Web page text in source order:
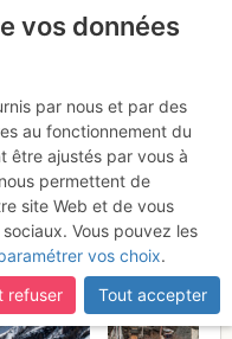
Versant
Dimanche 9
vos données
par nous et par des
au fonctionnement du
être ajustés par vous à
permettent de
site Web et de vous
Vous pouvez les
vos choix.
refuser
Tout accepter